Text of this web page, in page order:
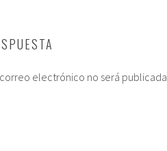
electrónico no será publicada.